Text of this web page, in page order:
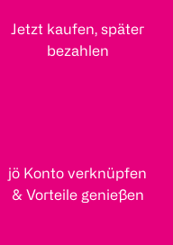
Jetzt kaufen, später
bezahlen
jö Konto verknüpfen
& Vorteile genießen